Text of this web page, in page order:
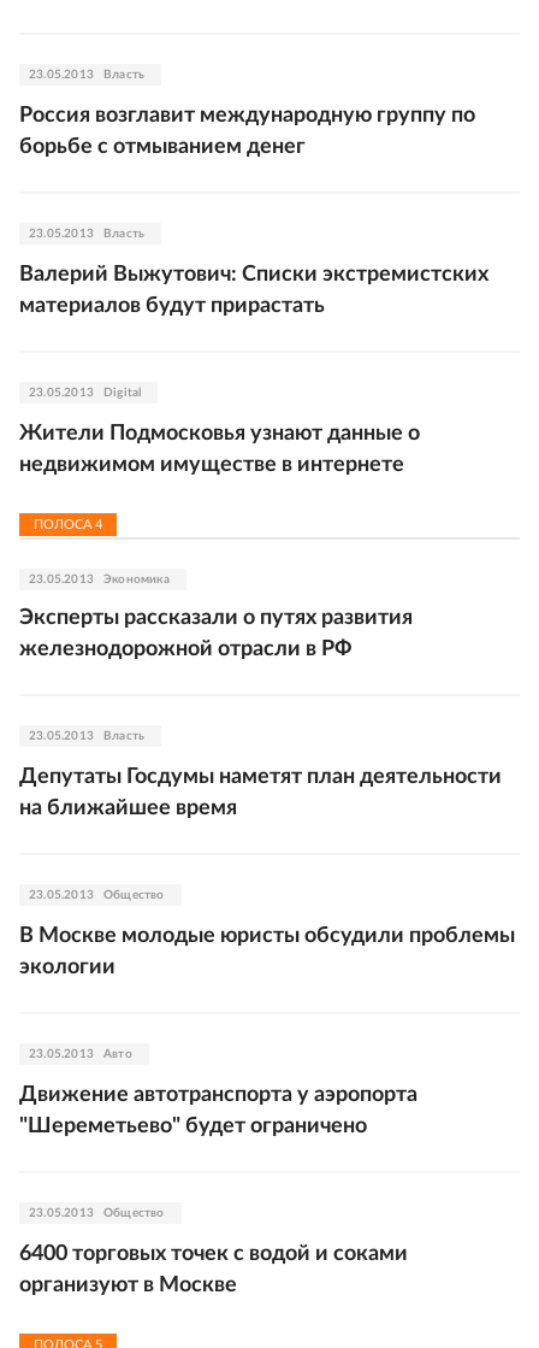
23.05.2013 Власть
Россия возглавит международную группу по
борьбе с отмыванием денег
23.05.2013 Власть
Валерий Выжутович: Списки экстремистских
материалов будут прирастать
23.05.2013 Digital
Жители Подмосковья узнают данные о
недвижимом имуществе в интернете
ПОЛОСА 4
23.05.2013 Экономика
Эксперты рассказали о путях развития
железнодорожной отрасли в РФ
23.05.2013 Власть
Депутаты Госдумы наметят план деятельности
на ближайшее время
23.05.2013 Общество
В Москве молодые юристы обсудили проблемы
экологии
23.05.2013 Авто
Движение автотранспорта у аэропорта
"Шереметьево" будет ограничено
23.05.2013 Общество
6400 торговых точек с водой и соками
организуют в Москве
ПОЛОСА 5